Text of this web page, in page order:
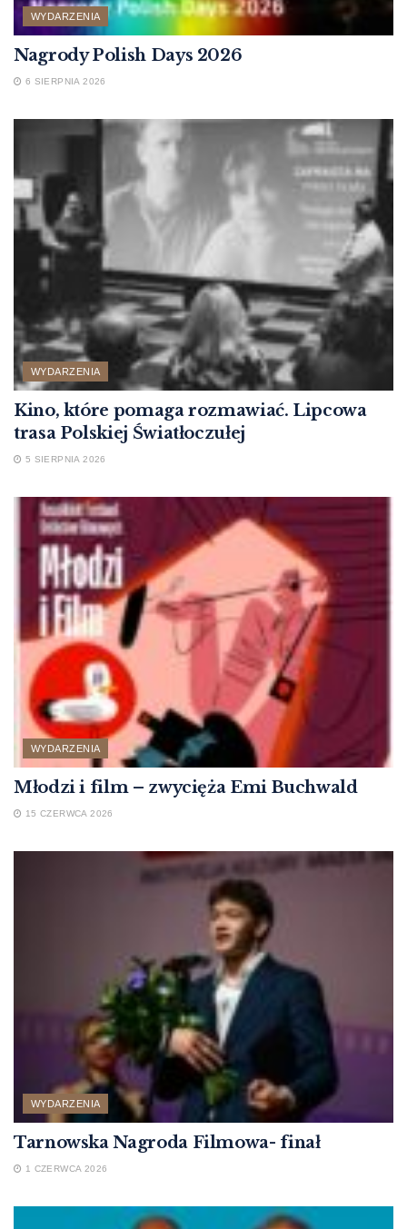
WYDARZENIA
Nagrody Polish Days 2026
6 SIERPNIA 2026
WYDARZENIA
Kino, które pomaga rozmawiać. Lipcowa
trasa Polskiej Światłoczułej
5 SIERPNIA 2026
WYDARZENIA
Młodzi i film – zwycięża Emi Buchwald
15 CZERWCA 2026
WYDARZENIA
Tarnowska Nagroda Filmowa- finał
1 CZERWCA 2026